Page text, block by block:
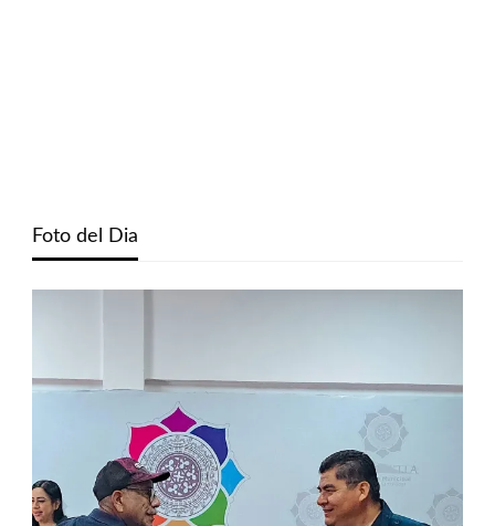
Foto del Dia